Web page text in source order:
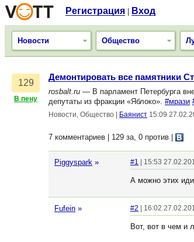
Регистрация Вход
Новости Общество
129
В пену
Демонтировать все памятники
rosbalt.ru — В парламент Петербурга
депутаты из фракции «Яблоко». #мрази
Новости, Общество Баянист 15:09
7 комментариев | 129 за, 0 против
Piggyspark » #1 | 15:53
А можно этих
Fufein » #2 | 16:02
Вот, вот в чем и